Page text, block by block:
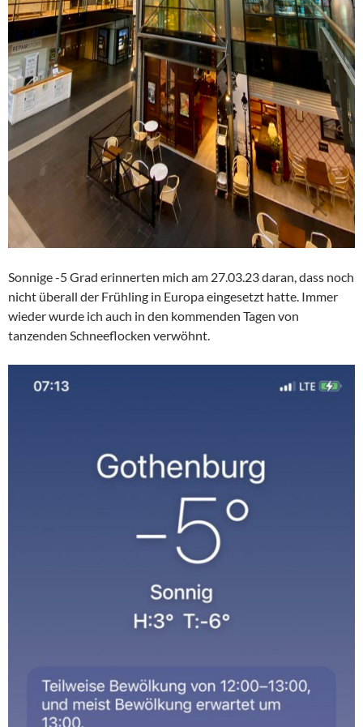
Sonnige -5 Grad erinnerten mich am 27.03.23 daran, dass noch
nicht überall der Frühling in Europa eingesetzt hatte. Immer
wieder wurde ich auch in den kommenden Tagen von
tanzenden Schneeflocken verwöhnt.